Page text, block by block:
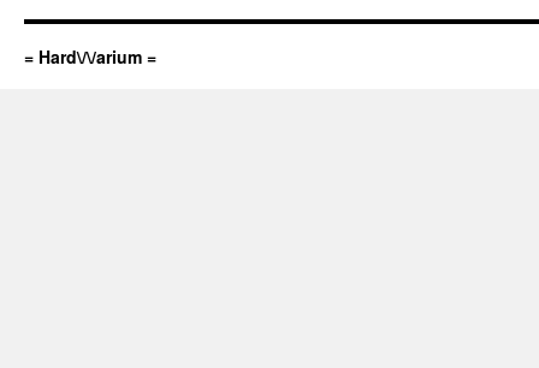
= Hard\/\/arium =